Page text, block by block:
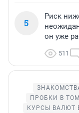
5
Риск
он уже
511
ПРОБКИ В
КУРСЫ ВАЛЮТ